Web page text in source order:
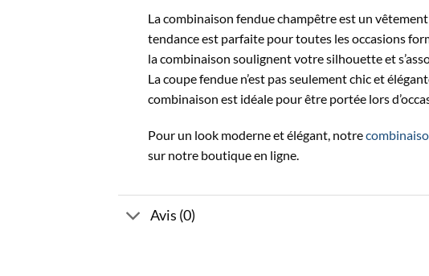
La combinaison fendue champêtre est un
tendance est parfaite pour toutes les occasions
la combinaison soulignent votre silhouette et
La coupe fendue n’est pas seulement chic et
combinaison est idéale pour être portée lors
Pour un look moderne et élégant, notre
sur notre boutique en ligne.
Avis (0)